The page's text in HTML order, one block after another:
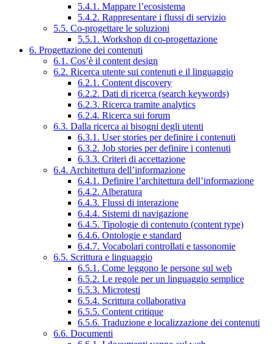
5.4.1. Mappare l’ecosistema
5.4.2. Rappresentare i flussi di servizio
5.5. Co-progettare le soluzioni
5.5.1. Workshop di co-progettazione
6. Progettazione dei contenuti
6.1. Cos’è il content design
6.2. Ricerca utente sui contenuti e il linguaggio
6.2.1. Content discovery
6.2.2. Dati di ricerca (search keywords)
6.2.3. Ricerca tramite analytics
6.2.4. Ricerca sui forum
6.3. Dalla ricerca ai bisogni degli utenti
6.3.1. User stories per definire i contenuti
6.3.2. Job stories per definire i contenuti
6.3.3. Criteri di accettazione
6.4. Architettura dell’informazione
6.4.1. Definire l’architettura dell’informazione
6.4.2. Alberatura
6.4.3. Flussi di interazione
6.4.4. Sistemi di navigazione
6.4.5. Tipologie di contenuto (content type)
6.4.6. Ontologie e standard
6.4.7. Vocabolari controllati e tassonomie
6.5. Scrittura e linguaggio
6.5.1. Come leggono le persone sul web
6.5.2. Le regole per un linguaggio semplice
6.5.3. Microtesti
6.5.4. Scrittura collaborativa
6.5.5. Content critique
6.5.6. Traduzione e localizzazione dei contenuti
6.6. Documenti